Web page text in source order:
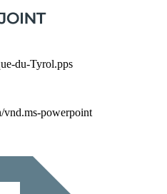
du-Tyrol.pps
vnd.ms-powerpoint